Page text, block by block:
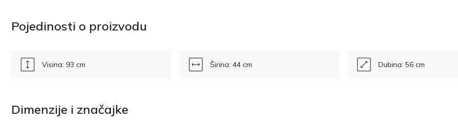
Pojedinosti o proizvodu
Visina: 93 cm Širina: 44 cm Dubina: 56 cm
Dimenzije i značajke